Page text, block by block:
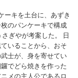
ーキを土台に、あずき
のパンケーキで構成
ぎやが考案した。 日
いることから、おそ
士が、身を寄せてい
でどら焼きを作った